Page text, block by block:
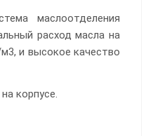
маслоотделения
расход масла на
и высокое качество
корпусе.